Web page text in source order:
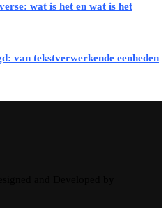
wat is het en wat is het
van tekstverwerkende eenheden